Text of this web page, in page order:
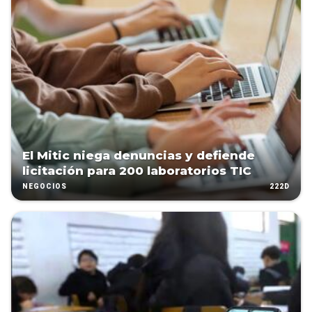
El Mitic niega denuncias y defiende
licitación para 200 laboratorios TIC
NEGOCIOS 222D